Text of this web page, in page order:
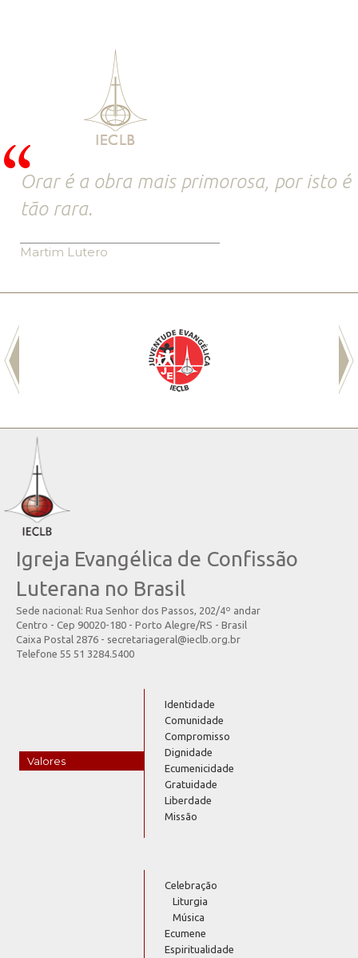
Orar é a obra mais primorosa, por isto é
tão rara.
Martim Lutero
Igreja Evangélica de Confissão
Luterana no Brasil
Sede nacional: Rua Senhor dos Passos, 202/4º andar
Centro - Cep 90020-180 - Porto Alegre/RS - Brasil
Caixa Postal 2876 - secretariageral@ieclb.org.br
Telefone 55 51 3284.5400
Valores
Identidade
Comunidade
Compromisso
Dignidade
Ecumenicidade
Gratuidade
Liberdade
Missão
Celebração
Liturgia
Música
Ecumene
Espiritualidade